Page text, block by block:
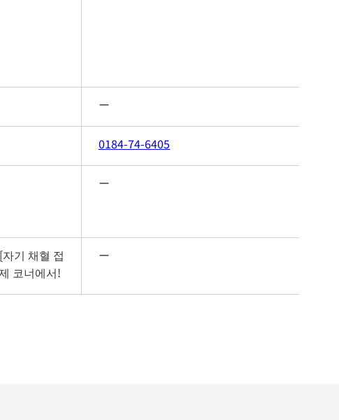
ー
0184-74-6405
ー
기 채혈 접
코너에서!
ー